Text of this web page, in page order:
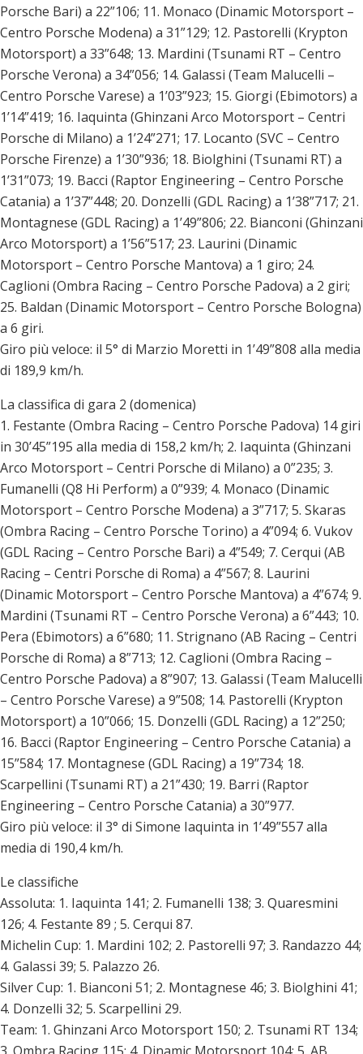
Porsche Bari) a 22”106; 11. Monaco (Dinamic Motorsport –
Centro Porsche Modena) a 31”129; 12. Pastorelli (Krypton
Motorsport) a 33”648; 13. Mardini (Tsunami RT – Centro
Porsche Verona) a 34”056; 14. Galassi (Team Malucelli –
Centro Porsche Varese) a 1’03”923; 15. Giorgi (Ebimotors) a
1’14”419; 16. Iaquinta (Ghinzani Arco Motorsport – Centri
Porsche di Milano) a 1’24”271; 17. Locanto (SVC – Centro
Porsche Firenze) a 1’30”936; 18. Biolghini (Tsunami RT) a
1’31”073; 19. Bacci (Raptor Engineering – Centro Porsche
Catania) a 1’37”448; 20. Donzelli (GDL Racing) a 1’38”717; 21.
Montagnese (GDL Racing) a 1’49”806; 22. Bianconi (Ghinzani
Arco Motorsport) a 1’56”517; 23. Laurini (Dinamic
Motorsport – Centro Porsche Mantova) a 1 giro; 24.
Caglioni (Ombra Racing – Centro Porsche Padova) a 2 giri;
25. Baldan (Dinamic Motorsport – Centro Porsche Bologna)
a 6 giri.
Giro più veloce: il 5° di Marzio Moretti in 1’49”808 alla media
di 189,9 km/h.
La classifica di gara 2 (domenica)
1. Festante (Ombra Racing – Centro Porsche Padova) 14 giri
in 30’45”195 alla media di 158,2 km/h; 2. Iaquinta (Ghinzani
Arco Motorsport – Centri Porsche di Milano) a 0”235; 3.
Fumanelli (Q8 Hi Perform) a 0”939; 4. Monaco (Dinamic
Motorsport – Centro Porsche Modena) a 3”717; 5. Skaras
(Ombra Racing – Centro Porsche Torino) a 4”094; 6. Vukov
(GDL Racing – Centro Porsche Bari) a 4”549; 7. Cerqui (AB
Racing – Centri Porsche di Roma) a 4”567; 8. Laurini
(Dinamic Motorsport – Centro Porsche Mantova) a 4”674; 9.
Mardini (Tsunami RT – Centro Porsche Verona) a 6”443; 10.
Pera (Ebimotors) a 6”680; 11. Strignano (AB Racing – Centri
Porsche di Roma) a 8”713; 12. Caglioni (Ombra Racing –
Centro Porsche Padova) a 8”907; 13. Galassi (Team Malucelli
– Centro Porsche Varese) a 9”508; 14. Pastorelli (Krypton
Motorsport) a 10”066; 15. Donzelli (GDL Racing) a 12”250;
16. Bacci (Raptor Engineering – Centro Porsche Catania) a
15”584; 17. Montagnese (GDL Racing) a 19”734; 18.
Scarpellini (Tsunami RT) a 21”430; 19. Barri (Raptor
Engineering – Centro Porsche Catania) a 30”977.
Giro più veloce: il 3° di Simone Iaquinta in 1’49”557 alla
media di 190,4 km/h.
Le classifiche
Assoluta: 1. Iaquinta 141; 2. Fumanelli 138; 3. Quaresmini
126; 4. Festante 89 ; 5. Cerqui 87.
Michelin Cup: 1. Mardini 102; 2. Pastorelli 97; 3. Randazzo 44;
4. Galassi 39; 5. Palazzo 26.
Silver Cup: 1. Bianconi 51; 2. Montagnese 46; 3. Biolghini 41;
4. Donzelli 32; 5. Scarpellini 29.
Team: 1. Ghinzani Arco Motorsport 150; 2. Tsunami RT 134;